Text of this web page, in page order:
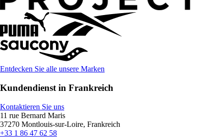
Entdecken Sie alle unsere Marken
Kundendienst in Frankreich
Kontaktieren Sie uns
11 rue Bernard Maris
37270 Montlouis-sur-Loire, Frankreich
+33 1 86 47 62 58